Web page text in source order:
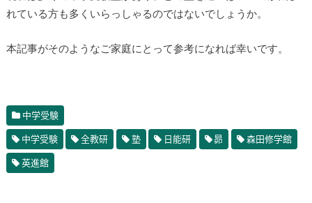
れている方も多くいらっしゃるのではないでしょうか。
本記事がそのようなご家庭にとって参考になれば幸いです。
中学受験
中学受験 全教研 塾 日能研 昴 森田修学館
英進館